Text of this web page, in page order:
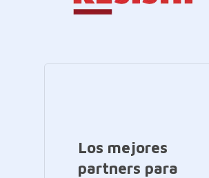
Los mejores
partners para